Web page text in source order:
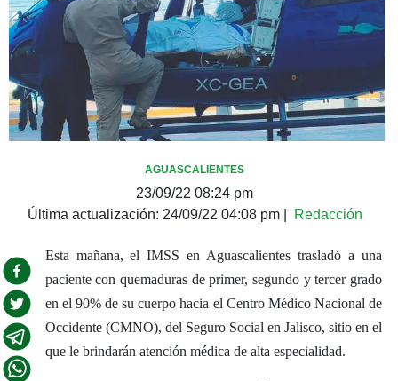
AGUASCALIENTES
23/09/22 08:24 pm
Última actualización: 24/09/22 04:08 pm| Redacción
Esta mañana, el IMSS en Aguascalientes trasladó a una
paciente con quemaduras de primer, segundo y tercer grado
en el 90% de su cuerpo hacia el Centro Médico Nacional de
Occidente (CMNO), del Seguro Social en Jalisco, sitio en el
que le brindarán atención médica de alta especialidad.